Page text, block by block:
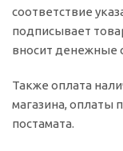
соответствие
подписывает
вносит денежные
Также оплата
магазина, оплаты
постамата.